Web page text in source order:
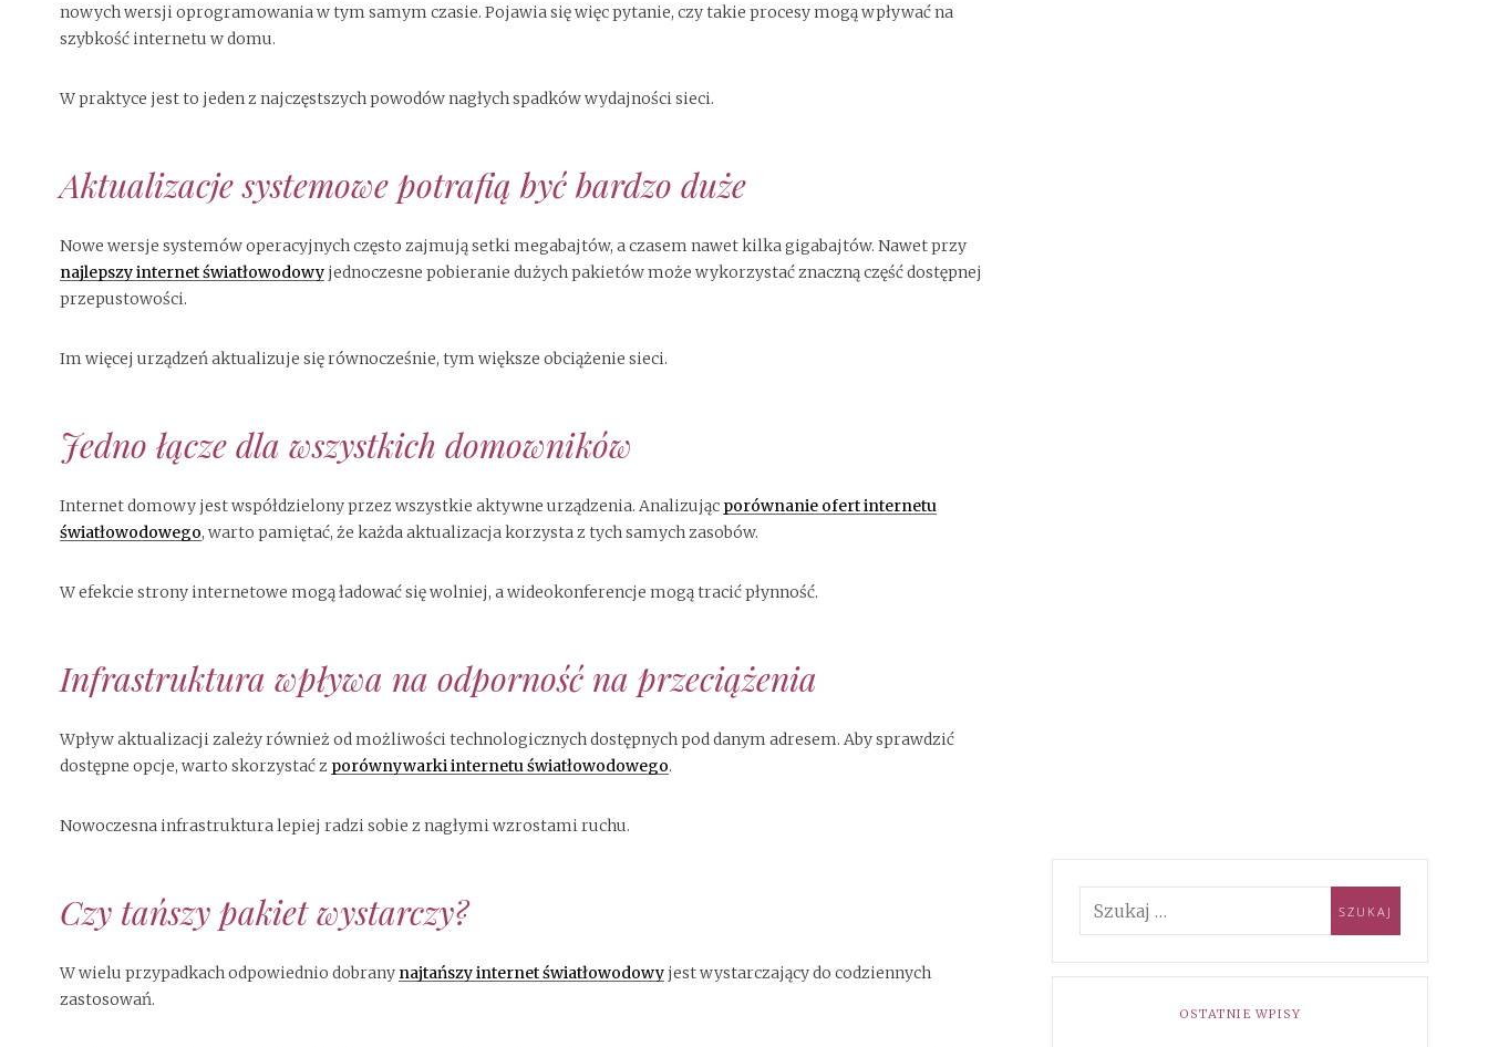
nowych wersji oprogramowania w tym samym czasie. Pojawia się więc pytanie, czy takie procesy mogą wpływać na
szybkość internetu w domu.
W praktyce jest to jeden z najczęstszych powodów nagłych spadków wydajności sieci.
Aktualizacje systemowe potrafią być bardzo duże
Nowe wersje systemów operacyjnych często zajmują setki megabajtów, a czasem nawet kilka gigabajtów. Nawet przy
najlepszy internet światłowodowyjednoczesne pobieranie dużych pakietów może wykorzystać znaczną część dostępnej
przepustowości.
Im więcej urządzeń aktualizuje się równocześnie, tym większe obciążenie sieci.
Jedno łącze dla wszystkich domowników
Internet domowy jest współdzielony przez wszystkie aktywne urządzenia. Analizując porównanie ofert internetu
światłowodowego, warto pamiętać, że każda aktualizacja korzysta z tych samych zasobów.
W efekcie strony internetowe mogą ładować się wolniej, a wideokonferencje mogą tracić płynność.
Infrastruktura wpływa na odporność na przeciążenia
Wpływ aktualizacji zależy również od możliwości technologicznych dostępnych pod danym adresem. Aby sprawdzić
dostępne opcje, warto skorzystać z porównywarki internetu światłowodowego.
Nowoczesna infrastruktura lepiej radzi sobie z nagłymi wzrostami ruchu.
Czy tańszy pakiet wystarczy?
W wielu przypadkach odpowiednio dobrany najtańszy internet światłowodowyjest wystarczający do codziennych
zastosowań.
OSTATNIE WPISY